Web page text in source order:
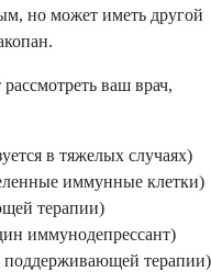
но может иметь другой
ваш врач,
в тяжелых случаях)
иммунные клетки)
терапии)
иммунодепрессант)
поддерживающей терапии)